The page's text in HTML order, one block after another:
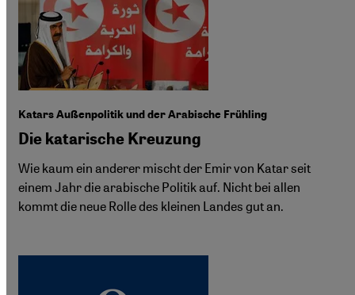
Katars Außenpolitik und der Arabische Frühling
Die katarische Kreuzung
Wie kaum ein anderer mischt der Emir von Katar seit
einem Jahr die arabische Politik auf. Nicht bei allen
kommt die neue Rolle des kleinen Landes gut an.